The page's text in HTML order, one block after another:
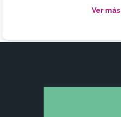
Ver más